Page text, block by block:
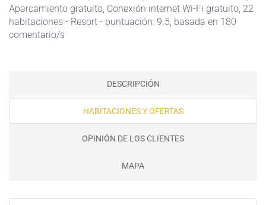
Aparcamiento gratuito, Conexión internet Wi-Fi gratuito, 22
habitaciones - Resort - puntuación: 9.5, basada en 180
comentario/s
DESCRIPCIÓN
HABITACIONES Y OFERTAS
OPINIÓN DE LOS CLIENTES
MAPA